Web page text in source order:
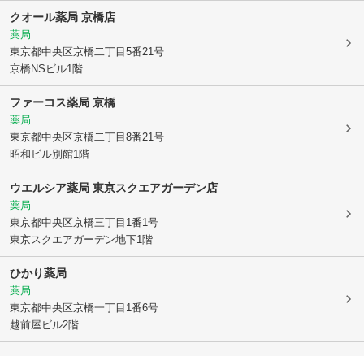
クオール薬局 京橋店
薬局
東京都中央区京橋二丁目5番21号
京橋NSビル1階
ファーコス薬局 京橋
薬局
東京都中央区京橋二丁目8番21号
昭和ビル別館1階
ウエルシア薬局 東京スクエアガーデン店
薬局
東京都中央区京橋三丁目1番1号
東京スクエアガーデン地下1階
ひかり薬局
薬局
東京都中央区京橋一丁目1番6号
越前屋ビル2階